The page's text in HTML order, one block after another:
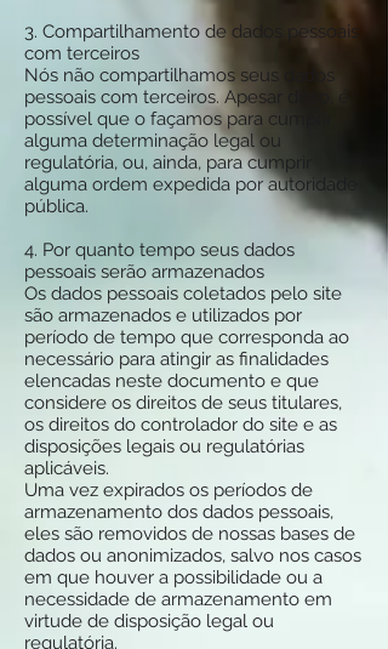
3. Compartilhamento de dados pessoais
com terceiros
Nós não compartilhamos seus dados
pessoais com terceiros. Apesar disso, é
possível que o façamos para cumprir
alguma determinação legal ou
regulatória, ou, ainda, para cumprir
alguma ordem expedida por autoridade
pública.
4. Por quanto tempo seus dados
pessoais serão armazenados
Os dados pessoais coletados pelo site
são armazenados e utilizados por
período de tempo que corresponda ao
necessário para atingir as finalidades
elencadas neste documento e que
considere os direitos de seus titulares,
os direitos do controlador do site e as
disposições legais ou regulatórias
aplicáveis.
Uma vez expirados os períodos de
armazenamento dos dados pessoais,
eles são removidos de nossas bases de
dados ou anonimizados, salvo nos casos
em que houver a possibilidade ou a
necessidade de armazenamento em
virtude de disposição legal ou
regulatória.